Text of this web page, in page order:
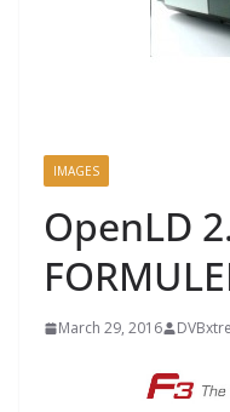
IMAGES
OpenLD
March 29, 2016